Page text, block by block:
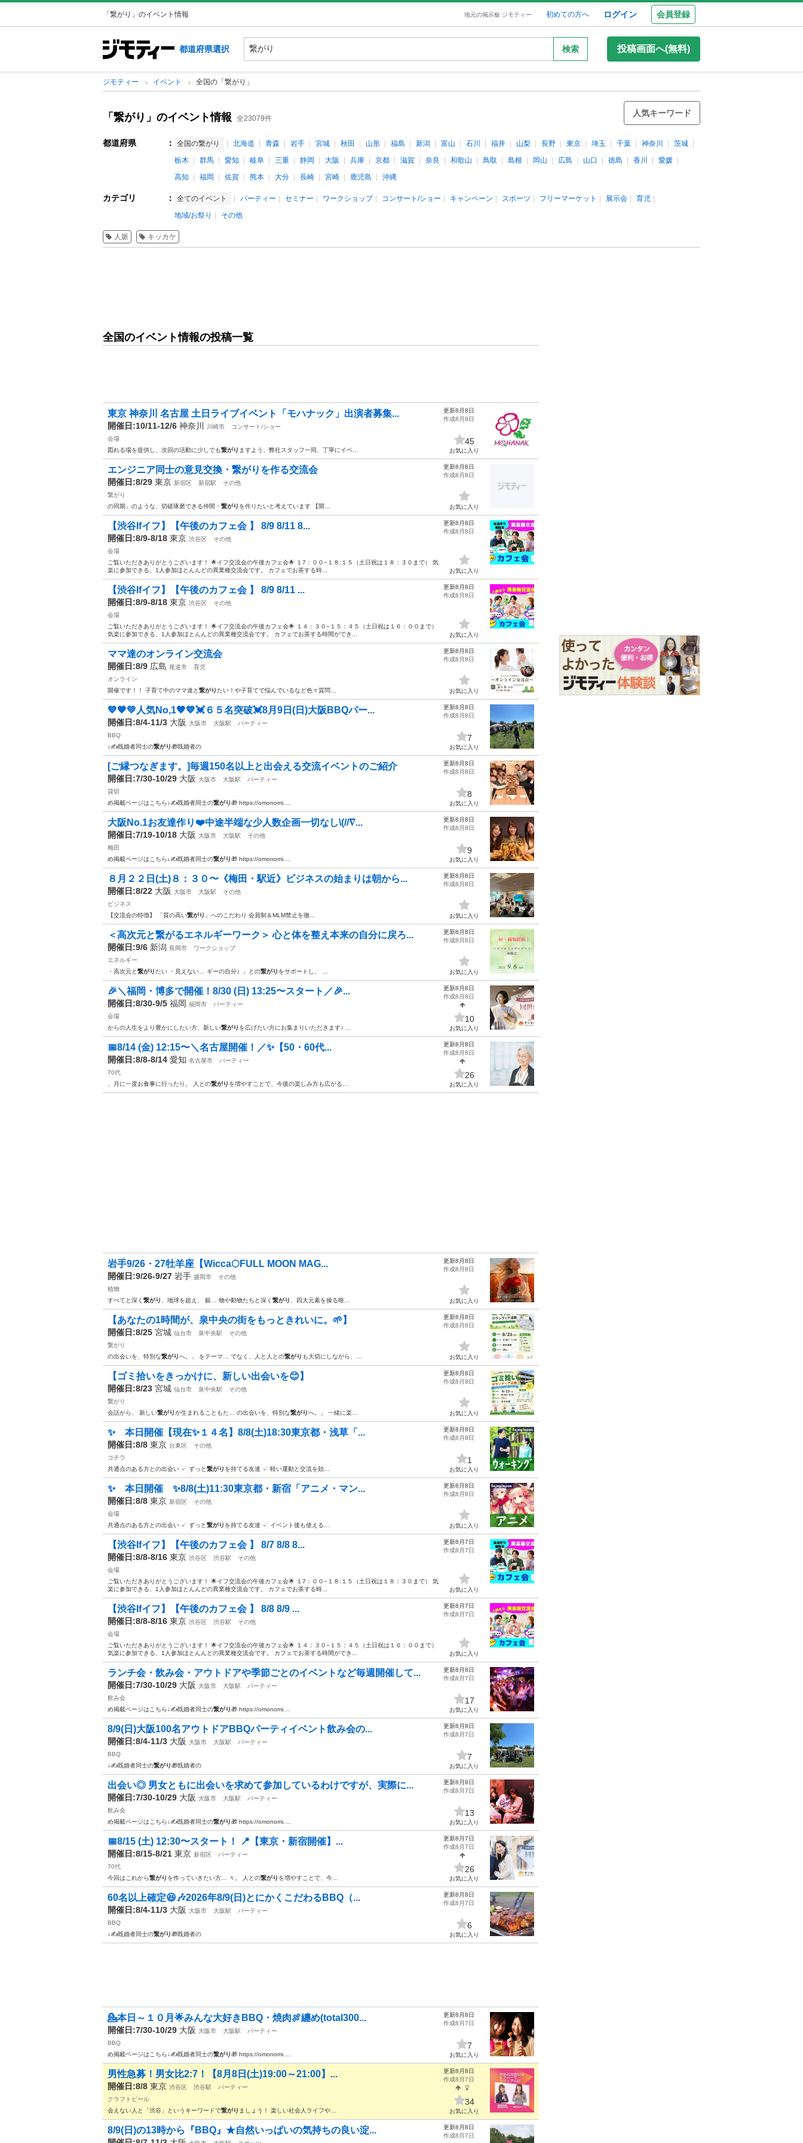
「繋がり」のイベント情報 地元の掲示板 ジモティー 初めての方へ ログイン 会員登録
都道府県選択 検索 投稿画面へ(無料)
ジモティー イベント 全国の「繋がり」
「繋がり」のイベント情報 全23079件
人気キーワード
都道府県 ： 全国の繋がり 北海道 青森 岩手 宮城 秋田 山形 福島 新潟 富山 石川 福井 山梨 長野 東京 埼玉 千葉 神奈川
茨城
栃木
群馬 愛知 岐阜 三重 静岡 大阪 兵庫 京都 滋賀 奈良 和歌山 鳥取 島根 岡山 広島 山口 徳島 香川
愛媛
高知
福岡 佐賀 熊本 大分 長崎 宮崎 鹿児島 沖縄
カテゴリ ： 全てのイベント パーティー セミナー ワークショップ コンサート/ショー キャンペーン スポーツ フリーマーケット 展示会
育児
地域/お祭り
その他
人脈 キッカケ
全国のイベント情報の投稿一覧
東京 神奈川 名古屋 土日ライブイベント「モハナック」出演者募集...
開催日:10/11-12/6 神奈川 川崎市
コンサート/ショー
会場
図れる場を提供し、次回の活動に少しでも繋がり ますよう、弊社スタッフ一同、丁寧にイベ…
更新8月8日
作成8月8日
45
お気に入り
エンジニア同士の意見交換・繋がりを作る交流会
開催日:8/29 東京 新宿区 新宿駅
その他
繋がり
の同期」のような、切磋琢磨できる仲間・ 繋がり を作りたいと考えています 【開…
更新8月8日
作成8月8日
お気に入り
【渋谷Ifイフ】【午後のカフェ会 】 8/9 8/11 8...
開催日:8/9-8/18 東京 渋谷区
その他
会場
ご覧いただきありがとうございます！ 🌟イフ交流会の午後カフェ会🌟 １7：００−１８:１５（土日祝は１８：３０まで） 気
楽に参加できる、1人参加ほとんんどの異業種交流会です。 カフェでお茶する時...
更新8月8日
作成8月8日
お気に入り
【渋谷Ifイフ】【午後のカフェ会 】 8/9 8/11 ...
開催日:8/9-8/18 東京 渋谷区
その他
会場
ご覧いただきありがとうございます！ 🌟イフ交流会の午後カフェ会🌟 １４：３０−１５：４５（土日祝は１６：００まで）
気楽に参加できる、1人参加ほとんんどの異業種交流会です。 カフェでお茶する時間ができ...
更新8月8日
作成8月8日
お気に入り
ママ達のオンライン交流会
開催日:8/9 広島 尾道市
育児
オンライン
開催です！！ 子育て中のママ達と繋がりたい！や子育てで悩んでいるなど色々質問…
更新8月8日
作成8月8日
お気に入り
💙🧡💚人気No,1🧡💙💓６５名突破💓8月9日(日)大阪BBQパー...
開催日:8/4-11/3 大阪 大阪市 大阪駅
パーティー
BBQ
↓✍️既婚者同士の繋がり🎁既婚者の
更新8月8日
作成8月8日
7
お気に入り
[ご縁つなぎます。]毎週150名以上と出会える交流イベントのご紹介
開催日:7/30-10/29 大阪 大阪市 大阪駅
パーティー
貸切
め掲載ページはこちら↓✍️既婚者同士の繋がり🎁 https://omonomi.…
更新8月8日
作成8月8日
8
お気に入り
大阪No.1お友達作り❤️中途半端な少人数企画一切なし\(//∇...
開催日:7/19-10/18 大阪 大阪市 大阪駅
その他
梅田
め掲載ページはこちら↓✍️既婚者同士の繋がり🎁 https://omonomi.…
更新8月8日
作成8月8日
9
お気に入り
８月２２日(土)８：３０〜《梅田・駅近》ビジネスの始まりは朝から...
開催日:8/22 大阪 大阪市 大阪駅
その他
ビジネス
【交流会の特徴】 「質の高い繋がり 」へのこだわり 会員制＆MLM禁止を徹…
更新8月8日
作成8月8日
お気に入り
＜高次元と繋がるエネルギーワーク＞ 心と体を整え本来の自分に戻ろ...
開催日:9/6 新潟 長岡市
ワークショップ
エネルギー
・高次元と繋がりたい ・見えない… ギーの自分）」との繋がり をサポートし、 …
更新8月8日
作成8月8日
お気に入り
🎉＼福岡・博多で開催！8/30 (日) 13:25〜スタート／🎉...
開催日:8/30-9/5 福岡 福岡市
パーティー
会場
からの人生をより豊かにしたい方、新しい繋がり を広げたい方にお集まりいただきます♪ …
更新8月8日
作成8月8日
10
お気に入り
📅8/14 (金) 12:15〜＼名古屋開催！／✨【50・60代...
開催日:8/8-8/14 愛知 名古屋市
パーティー
70代
、月に一度お食事に行ったり。 人との繋がり を増やすことで、今後の楽しみ方も広がる…
更新8月8日
作成8月8日
26
お気に入り
岩手9/26・27牡羊座【Wicca🌕FULL MOON MAG...
開催日:9/26-9/27 岩手 盛岡市
その他
植物
すべてと深く 繋がり 、地球を超え、 銀… 物や動物たちと深く 繋がり 、四大元素を操る唯…
更新8月8日
作成8月8日
お気に入り
【あなたの1時間が、泉中央の街をもっときれいに。🌱】
開催日:8/25 宮城 仙台市 泉中央駅
その他
繋がり
の出会いを、特別な繋がりへ。」 をテーマ… でなく、人と人との繋がり も大切にしながら、…
更新8月8日
作成8月8日
お気に入り
【ゴミ拾いをきっかけに、新しい出会いを😊】
開催日:8/23 宮城 仙台市 泉中央駅
その他
繋がり
会話から、 新しい繋がりが生まれることもた… の出会いを、特別な繋がりへ。」 一緒に楽…
更新8月8日
作成8月8日
お気に入り
✨ 本日開催【現在✨１４名】8/8(土)18:30東京都・浅草「...
開催日:8/8 東京 台東区
その他
コチラ
共通点のある方との出会い ✓ ずっと繋がり を持てる友達 ✓ 軽い運動と交流を効…
更新8月8日
作成8月8日
1
お気に入り
✨ 本日開催 ✨8/8(土)11:30東京都・新宿「アニメ・マン...
開催日:8/8 東京 新宿区
その他
会場
共通点のある方との出会い ✓ ずっと繋がり を持てる友達 ✓ イベント後も使える…
更新8月8日
作成8月8日
お気に入り
【渋谷Ifイフ】【午後のカフェ会 】 8/7 8/8 8...
開催日:8/8-8/16 東京 渋谷区 渋谷駅
その他
会場
ご覧いただきありがとうございます！ 🌟イフ交流会の午後カフェ会🌟 １7：００−１８:１５（土日祝は１８：３０まで） 気
楽に参加できる、1人参加ほとんんどの異業種交流会です。 カフェでお茶する時...
更新8月7日
作成8月7日
お気に入り
【渋谷Ifイフ】【午後のカフェ会 】 8/8 8/9 ...
開催日:8/8-8/16 東京 渋谷区 渋谷駅
その他
会場
ご覧いただきありがとうございます！ 🌟イフ交流会の午後カフェ会🌟 １４：３０−１５：４５（土日祝は１６：００まで）
気楽に参加できる、1人参加ほとんんどの異業種交流会です。 カフェでお茶する時間ができ...
更新8月7日
作成8月7日
お気に入り
ランチ会・飲み会・アウトドアや季節ごとのイベントなど毎週開催して...
開催日:7/30-10/29 大阪 大阪市 大阪駅
パーティー
飲み会
め掲載ページはこちら↓✍️既婚者同士の繋がり🎁 https://omonomi.…
更新8月8日
作成8月7日
17
お気に入り
8/9(日)大阪100名アウトドアBBQパーティイベント飲み会の...
開催日:8/4-11/3 大阪 大阪市 大阪駅
パーティー
BBQ
↓✍️既婚者同士の繋がり🎁既婚者の
更新8月8日
作成8月7日
7
お気に入り
出会い◎ 男女ともに出会いを求めて参加しているわけですが、実際に...
開催日:7/30-10/29 大阪 大阪市 大阪駅
パーティー
飲み会
め掲載ページはこちら↓✍️既婚者同士の繋がり🎁 https://omonomi.…
更新8月8日
作成8月7日
13
お気に入り
📅8/15 (土) 12:30〜スタート！ 📍【東京・新宿開催】...
開催日:8/15-8/21 東京 新宿区
パーティー
70代
今回はこれから繋がり を作っていきたい方… 々。 人との繋がり を増やすことで、今…
更新8月7日
作成8月7日
26
お気に入り
60名以上確定😆🎶2026年8/9(日)とにかくこだわるBBQ（...
開催日:8/4-11/3 大阪 大阪市 大阪駅
パーティー
BBQ
↓✍️既婚者同士の繋がり🎁既婚者の
更新8月8日
作成8月7日
6
お気に入り
💁本日～１０月🌟みんな大好きBBQ・焼肉🍖纏め(total300...
開催日:7/30-10/29 大阪 大阪市 大阪駅
パーティー
BBQ
め掲載ページはこちら↓✍️既婚者同士の繋がり🎁 https://omonomi.…
更新8月8日
作成8月7日
7
お気に入り
男性急募！男女比2:7！【8月8日(土)19:00～21:00】...
開催日:8/8 東京 渋谷区 渋谷駅
パーティー
クラフトビール
会えない人と「渋谷」というキーワードで繋がり ましょう！ 楽しい社会人ライフや…
更新8月8日
作成8月7日
34
お気に入り
8/9(日)の13時から『BBQ』★自然いっぱいの気持ちの良い淀...
更新8月8日
作成8月7日